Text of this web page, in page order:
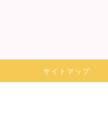
サイトマップ